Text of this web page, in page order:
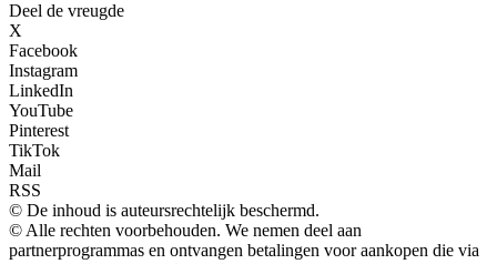
Deel de vreugde
X
Facebook
Instagram
LinkedIn
YouTube
Pinterest
TikTok
Mail
RSS
© De inhoud is auteursrechtelijk beschermd.
© Alle rechten voorbehouden. We nemen deel aan
partnerprogrammas en ontvangen betalingen voor aankopen die via